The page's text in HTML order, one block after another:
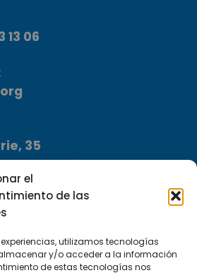
el
de las
utilizamos tecnologías
y/o acceder a la información
de estas tecnologías nos
13 06
35
Málaga